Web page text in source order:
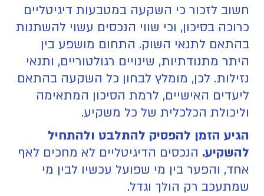
חשוב לזכור כי השקעה במטבעות דיגיטליים
כרוכה בסיכון, וכי שווי הנכסים עשוי להשתנות
בהתאם לתנאי השוק. התחום מושפע בין
היתר מתנודתיות, שינויים רגולטוריים, ותנאי
נזילות. לכן, מומלץ לבחון כל השקעה בהתאם
ליעדים האישיים, לרמת הסיכון המתאימה
וליכולת הכלכלית של כל משקיע.
הגיע הזמן להפסיק להתלבט ולהתחיל
להשקיע. הנכסים הדיגיטליים לא מחכים לאף
אחד, והפער בין מי שפועל עכשיו לבין מי
שמתעכב רק הולך וגדל.